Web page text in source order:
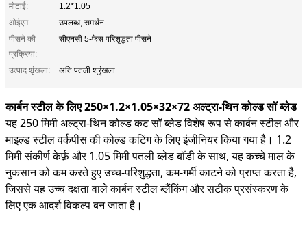
मोटाई:
1.2*1.05
ओईएम:
उपलब्ध, समर्थन
पीसने की
प्रक्रिया:
सीएनसी 5-फेस परिशुद्धता पीसने
उत्पाद शृंखला: अति पतली श्रृंखला
कार्बन स्टील के लिए 250×1.2×1.05×32×72 अल्ट्रा-थिन कोल्ड सॉ ब्लेड
यह 250 मिमी अल्ट्रा-थिन कोल्ड कट सॉ ब्लेड विशेष रूप से कार्बन स्टील और
माइल्ड स्टील वर्कपीस की कोल्ड कटिंग के लिए इंजीनियर किया गया है। 1.2
मिमी संकीर्ण केर्फ़ और 1.05 मिमी पतली ब्लेड बॉडी के साथ, यह कच्चे माल के
नुकसान को कम करते हुए उच्च-परिशुद्धता, कम-गर्मी काटने को प्राप्त करता है,
जिससे यह उच्च दक्षता वाले कार्बन स्टील ब्लैंकिंग और सटीक प्रसंस्करण के
लिए एक आदर्श विकल्प बन जाता है।